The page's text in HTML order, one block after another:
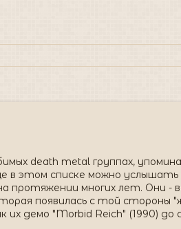
death metal группах,
в этом списке можно
протяжении многих лет. Они -
появилась с той стороны
их демо "Morbid Reich" (1990)